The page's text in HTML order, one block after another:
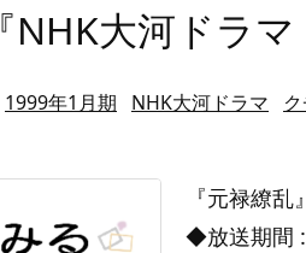
『NHK大河ドラ
1999年1月期 NHK大河ドラマ
『元禄繚乱』
◆放送期間 :